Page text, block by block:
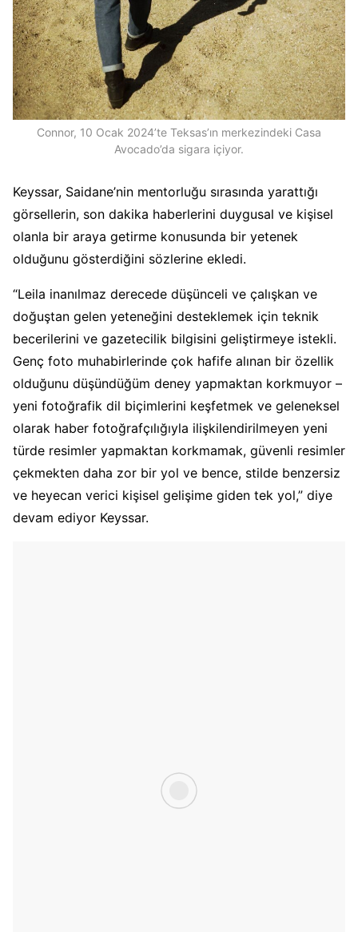
Connor, 10 Ocak 2024’te Teksas’ın merkezindeki Casa
Avocado’da sigara içiyor.
Keyssar, Saidane’nin mentorluğu sırasında yarattığı
görsellerin, son dakika haberlerini duygusal ve kişisel
olanla bir araya getirme konusunda bir yetenek
olduğunu gösterdiğini sözlerine ekledi.
“Leila inanılmaz derecede düşünceli ve çalışkan ve
doğuştan gelen yeteneğini desteklemek için teknik
becerilerini ve gazetecilik bilgisini geliştirmeye istekli.
Genç foto muhabirlerinde çok hafife alınan bir özellik
olduğunu düşündüğüm deney yapmaktan korkmuyor –
yeni fotoğrafik dil biçimlerini keşfetmek ve geleneksel
olarak haber fotoğrafçılığıyla ilişkilendirilmeyen yeni
türde resimler yapmaktan korkmamak, güvenli resimler
çekmekten daha zor bir yol ve bence, stilde benzersiz
ve heyecan verici kişisel gelişime giden tek yol,” diye
devam ediyor Keyssar.